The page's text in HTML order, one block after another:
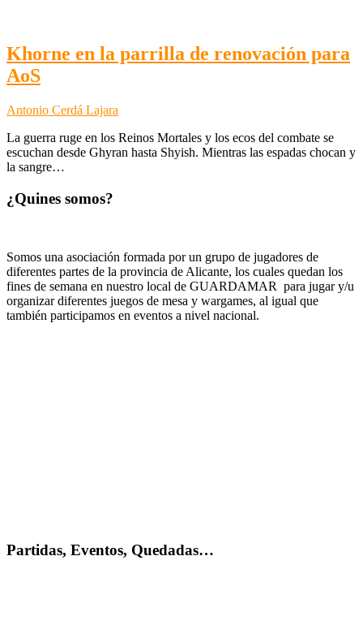
Khorne en la parrilla de renovación para
AoS
Antonio Cerdá Lajara
La guerra ruge en los Reinos Mortales y los ecos del combate se
escuchan desde Ghyran hasta Shyish. Mientras las espadas chocan y
la sangre…
¿Quines somos?
Somos una asociación formada por un grupo de jugadores de
diferentes partes de la provincia de Alicante, los cuales quedan los
fines de semana en nuestro local de GUARDAMAR para jugar y/u
organizar diferentes juegos de mesa y wargames, al igual que
también participamos en eventos a nivel nacional.
Partidas, Eventos, Quedadas…